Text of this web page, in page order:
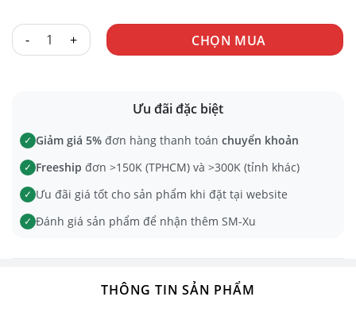
HOOD VẢI số lượng CHỌN MUA
Ưu đãi đặc biệt
✓ Giảm giá 5% đơn hàng thanh toán chuyển khoản
✓ Freeship đơn >150K (TPHCM) và >300K (tỉnh khác)
✓ Ưu đãi giá tốt cho sản phẩm khi đặt tại website
✓ Đánh giá sản phẩm để nhận thêm SM-Xu
THÔNG TIN SẢN PHẨM